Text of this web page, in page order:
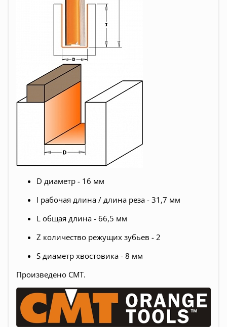
D диаметр - 16 мм
I рабочая длина / длина реза - 31,7 мм
L общая длина - 66,5 мм
Z количество режущих зубьев - 2
S диаметр хвостовика - 8 мм
Произведено CMT.